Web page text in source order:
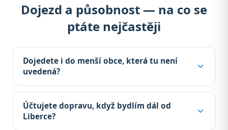
Dojezd a působnost — na co se
ptáte nejčastěji
Dojedete i do menší obce, která tu není
uvedená?
Účtujete dopravu, když bydlím dál od
Liberce?